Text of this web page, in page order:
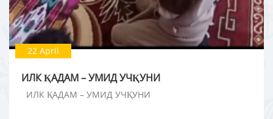
22 April
ИЛК ҚАДАМ – УМИД УЧҚУНИ
ИЛК ҚАДАМ – УМИД УЧҚУНИ